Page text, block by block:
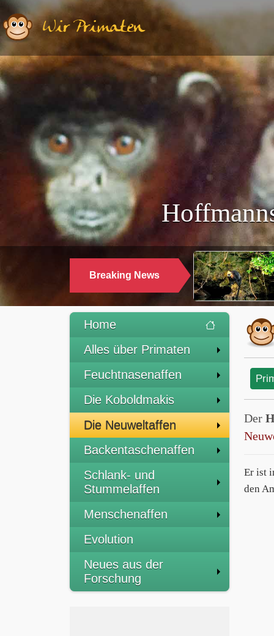
Wir Primaten
Breaking News
WARUM LANGUREN SALZWASSER
Home
Alles über Primaten
Feuchtnasenaffen
Die Koboldmakis
Die Neuweltaffen
Backentaschenaffen
Schlank- und
Stummelaffen
Menschenaffen
Evolution
Neues aus der
Forschung
Der
Er ist
den